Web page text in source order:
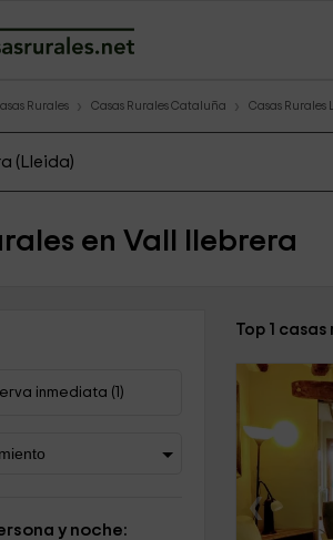
Rurales Casas Rurales Cataluña Casas Rurales
en Vall llebrera
inmediata (1)
y noche:
Top 1
‹